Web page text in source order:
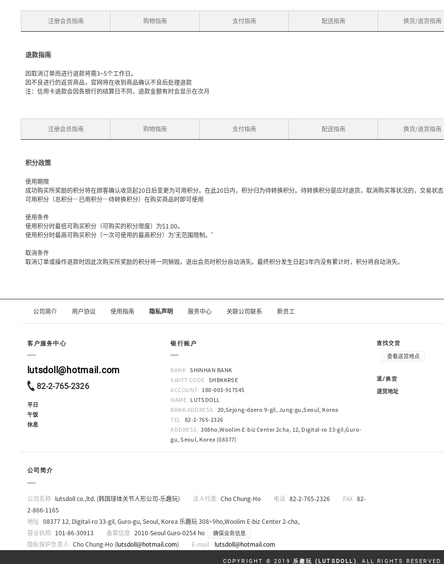
注册会员指南 购物指南 支付指南 配送指南 换货/退货指南
退款指南
因取消订单而进行退款将需3~5个工作日。
因不良进行的返货商品，官网将在收到商品确认不良后处理退款
注：信用卡退款会因各银行的结算日不同，退款金额有时会显示在次月
注册会员指南 购物指南 支付指南 配送指南 换货/退货指南
积分政策
使用期限
成功购买所奖励的积分将在顾客确认收货起20日后变更为可用积分。在此20日内，积分归为待转换积分。待转换积分是应对退货，取消购买等状况的，交易状态
可用积分（总积分—已用积分—待转换积分）在购买商品时即可使用
使用条件
使用积分时最低可购买积分（可购买的积分限度）为$1.00。
使用积分时最高可购买积分（一次可使用的最高积分）为'无范围限制。'
取消条件
取消订单或操作退款时因此次购买所奖励的积分将一同销毁。退出会员时积分自动消失。最终积分发生日起3年内没有累计时，积分将自动消失。
公司简介 用户协议 使用指南 隐私声明 服务中心 关联公司联系 新员工
客户服务中心
lutsdoll@hotmail.com
82-2-765-2326
平日
午饭
休息
银行账户
BANK SHINHAN BANK
SWIFT CODE SHBKKRSE
ACCOUNT 180-003-917545
NAME LUTSDOLL
BANK ADDRESS 20,Sejong-daero 9-gil, Jung-gu,Seoul, Korea
TEL 82-2-765-2326
ADDRESS 308ho,Woolim E-biz Center 2cha, 12, Digital-ro 33-gil,Guro-
gu, Seoul, Korea (08377)
查找交货
查看送货地点
退/换货
退货地址
公司简介
公司名称 lutsdoll co.,ltd. (韩国球体关节人形公司-乐趣玩) 法人代表 Cho Chung-Ho 电话 82-2-765-2326 FAX 82-
2-866-1165
地址 08377 12, Digital-ro 33-gil, Guro-gu, Seoul, Korea 乐趣玩 308~9ho,Woolim E-biz Center 2-cha,
营业执照 101-86-30913 备案信息 2010-Seoul Guro-0254 ho 确保业务信息
隐私保护负责人 Cho Chung-Ho (lutsdoll@hotmail.com) E-mail lutsdoll@hotmail.com
COPYRIGHT © 2019乐趣玩 (LUTSDOLL). ALL RIGHTS RESERVED.